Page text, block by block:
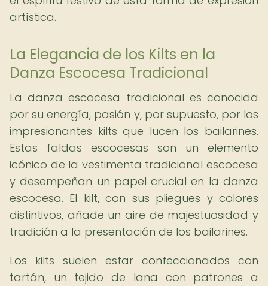
artística.
La Elegancia de los Kilts en la
Danza Escocesa Tradicional
La danza escocesa tradicional es conocida
por su energía, pasión y, por supuesto, por los
impresionantes kilts que lucen los bailarines.
Estas faldas escocesas son un elemento
icónico de la vestimenta tradicional escocesa
y desempeñan un papel crucial en la danza
escocesa. El kilt, con sus pliegues y colores
distintivos, añade un aire de majestuosidad y
tradición a la presentación de los bailarines.
Los kilts suelen estar confeccionados con
tartán, un tejido de lana con patrones a